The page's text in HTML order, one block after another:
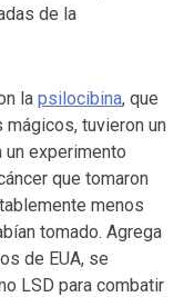
de la
la psilocibina, que
tuvieron un
experimento
que tomaron
menos
tomado. Agrega
de EUA, se
LSD para combatir